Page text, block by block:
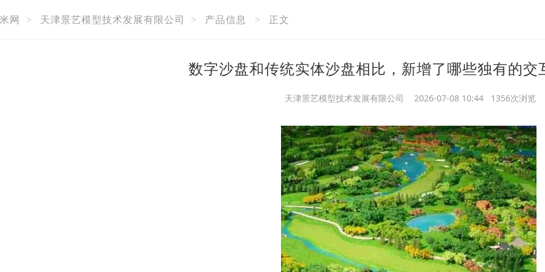
网 > 天津景艺模型技术发展有限公司 > 产品信息 > 正文
数字沙盘和传统实体沙盘相比，新增了哪些独有的交
天津景艺模型技术发展有限公司 2026-07-08 10:44 1356次浏览